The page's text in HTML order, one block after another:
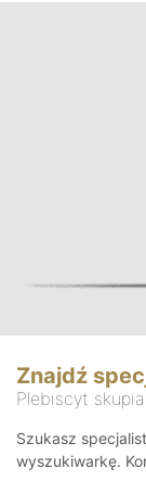
Znajdź
Plebiscyt
Szukasz
wyszukiwarkę.